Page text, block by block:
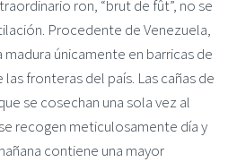
ron, “brut de fût”, no se
Procedente de Venezuela,
únicamente en barricas de
fronteras del país. Las cañas de
se cosechan una sola vez al
recogen meticulosamente día y
contiene una mayor